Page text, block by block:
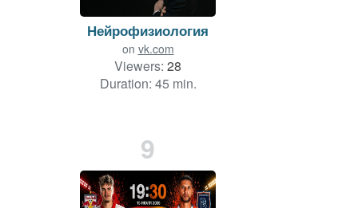
Нейрофизиология
on vk.com
Viewers: 28
Duration: 45 min.
9